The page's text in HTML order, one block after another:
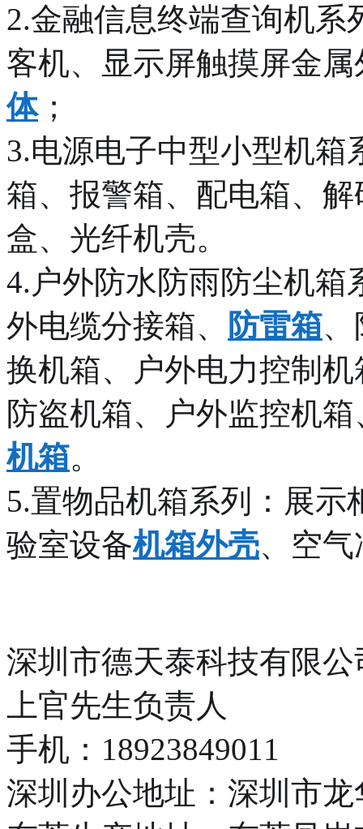
2.金融信息终端查询机
客机、显示屏触摸屏金
体；
3.电源电子中型小型机箱
箱、报警箱、配电箱、
盒、光纤机壳。
4.户外防水防雨防尘机箱
外电缆分接箱、
防雷箱
换机箱、户外电力控制
防盗机箱、户外监控机箱
机箱。
5.置物品机箱系列：展
验室设备机箱外壳、空
深圳市德天泰科技有限公
上官先生负责人
手机：18923849011
深圳办公地址：深圳市